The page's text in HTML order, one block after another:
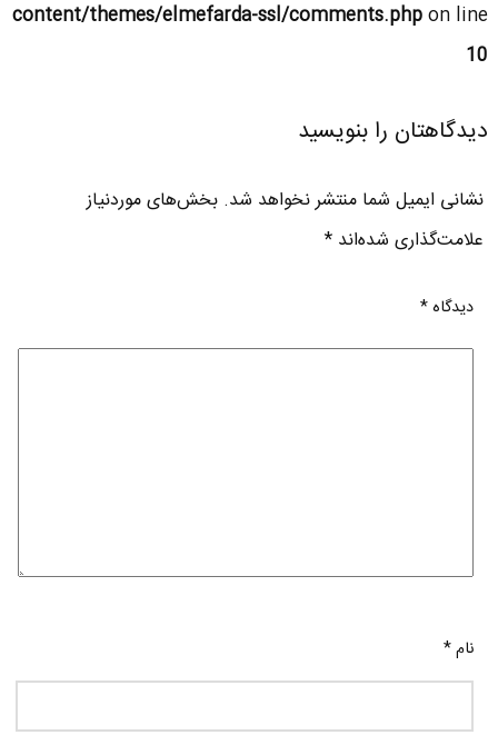
content/themes/elmefarda-ssl/comments.phpon line
10
دیدگاهتان را بنویسید
نشانی ایمیل شما منتشر نخواهد شد. بخش‌های موردنیاز
علامت‌گذاری شده‌اند*
دیدگاه*
نام*